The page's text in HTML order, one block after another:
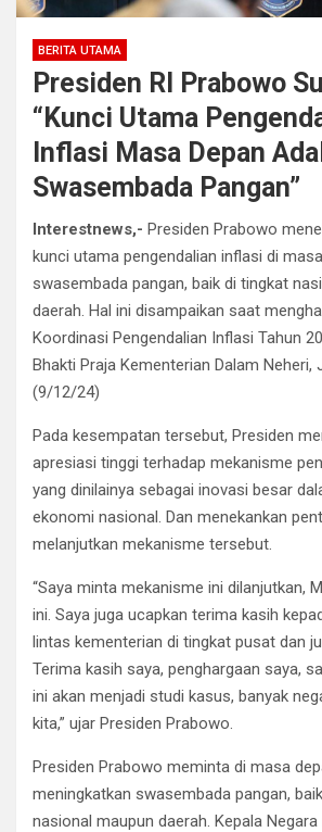
BERITA UTAMA
Presiden RI Prabowo
“Kunci Utama
Inflasi Masa Depan
Swasembada Pangan”
Interestnews,- Presiden Prabowo
kunci utama pengendalian inflasi di
swasembada pangan, baik di tingkat
daerah. Hal ini disampaikan saat
Koordinasi Pengendalian Inflasi Tahun
Bhakti Praja Kementerian Dalam Neheri,
(9/12/24)
Pada kesempatan tersebut, Presiden
apresiasi tinggi terhadap mekanisme
yang dinilainya sebagai inovasi besar
ekonomi nasional. Dan menekankan
melanjutkan mekanisme tersebut.
“Saya minta mekanisme ini dilanjutkan,
ini. Saya juga ucapkan terima kasih
lintas kementerian di tingkat pusat dan
Terima kasih saya, penghargaan saya,
ini akan menjadi studi kasus, banyak
kita,” ujar Presiden Prabowo.
Presiden Prabowo meminta di masa
meningkatkan swasembada pangan,
nasional maupun daerah. Kepala